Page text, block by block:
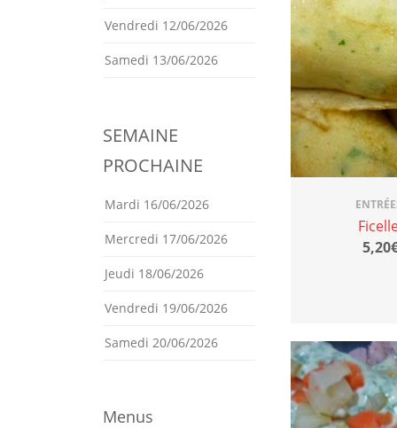
Vendredi 12/06/2026
Samedi 13/06/2026
SEMAINE
PROCHAINE
Mardi 16/06/2026
Mercredi 17/06/2026
Jeudi 18/06/2026
Vendredi 19/06/2026
Samedi 20/06/2026
Menus